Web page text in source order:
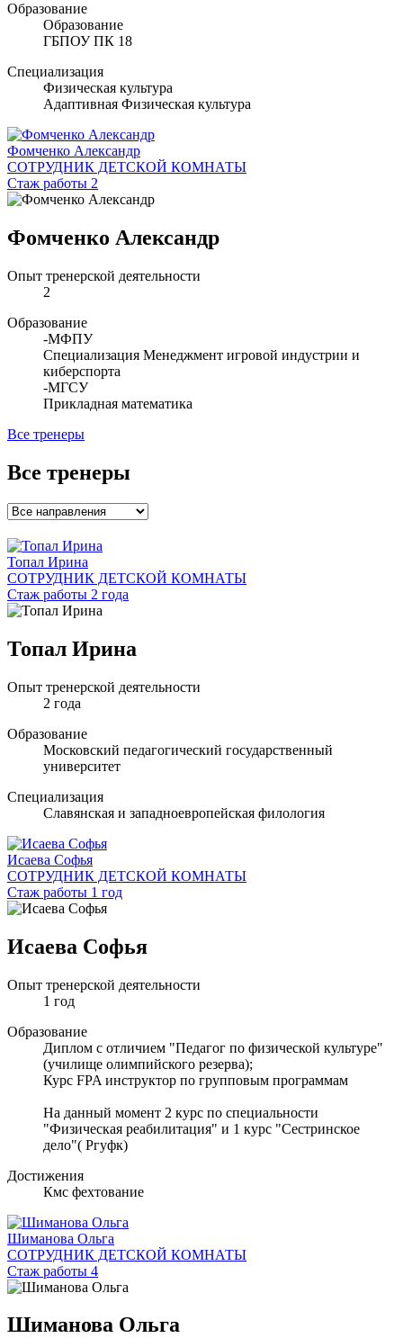
Образование
Образование
ГБПОУ ПК 18
Специализация
Физическая культура
Адаптивная Физическая культура
Фомченко Александр
СОТРУДНИК ДЕТСКОЙ КОМНАТЫ
Стаж работы 2
Фомченко Александр
Опыт тренерской деятельности
2
Образование
-МФПУ
Специализация Менеджмент игровой индустрии и
киберспорта
-МГСУ
Прикладная математика
Все тренеры
Все тренеры
Топал Ирина
СОТРУДНИК ДЕТСКОЙ КОМНАТЫ
Стаж работы 2 года
Топал Ирина
Опыт тренерской деятельности
2 года
Образование
Московский педагогический государственный
университет
Специализация
Славянская и западноевропейская филология
Исаева Софья
СОТРУДНИК ДЕТСКОЙ КОМНАТЫ
Стаж работы 1 год
Исаева Софья
Опыт тренерской деятельности
1 год
Образование
Диплом с отличием "Педагог по физической культуре"
(училище олимпийского резерва);
Курс FPA инструктор по групповым программам
На данный момент 2 курс по специальности
"Физическая реабилитация" и 1 курс "Сестринское
дело"( Ргуфк)
Достижения
Кмс фехтование
Шиманова Ольга
СОТРУДНИК ДЕТСКОЙ КОМНАТЫ
Стаж работы 4
Шиманова Ольга